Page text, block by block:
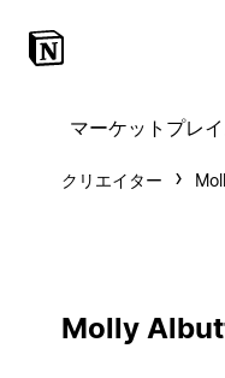
マーケットプレ
クリエイター
Molly